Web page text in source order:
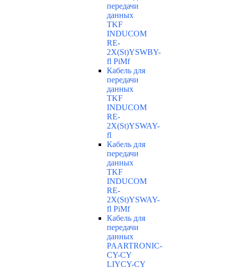
передачи
данных
TKF
INDUCOM
RE-
2X(St)YSWBY-
fl PiMf
Кабель для
передачи
данных
TKF
INDUCOM
RE-
2X(St)YSWAY-
fl
Кабель для
передачи
данных
TKF
INDUCOM
RE-
2X(St)YSWAY-
fl PiMf
Кабель для
передачи
данных
PAARTRONIC-
CY-CY
LIYCY-CY